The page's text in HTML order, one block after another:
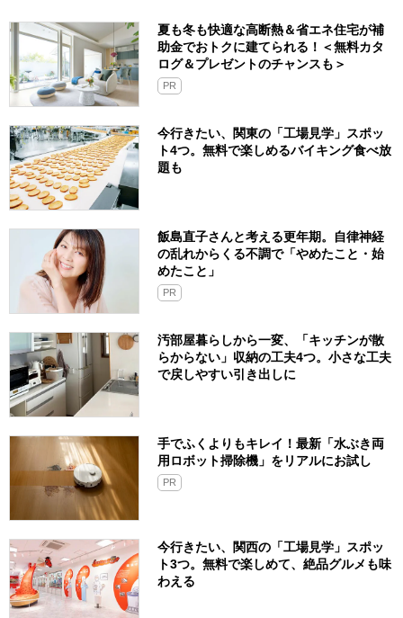
夏も冬も快適な高断熱＆省エネ住宅が補
助金でおトクに建てられる！＜無料カタ
ログ＆プレゼントのチャンスも＞
PR
今行きたい、関東の「工場見学」スポッ
ト4つ。無料で楽しめるバイキング食べ放
題も
飯島直子さんと考える更年期。自律神経
の乱れからくる不調で「やめたこと・始
めたこと」
PR
汚部屋暮らしから一変、「キッチンが散
らからない」収納の工夫4つ。小さな工夫
で戻しやすい引き出しに
手でふくよりもキレイ！最新「水ぶき両
用ロボット掃除機」をリアルにお試し
PR
今行きたい、関西の「工場見学」スポッ
ト3つ。無料で楽しめて、絶品グルメも味
わえる